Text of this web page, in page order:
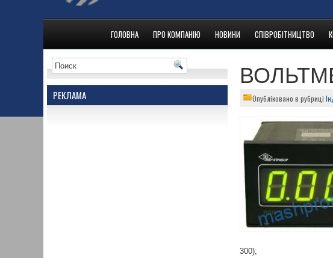
ГОЛОВНА ПРО КОМПАНІЮ НОВИНИ СПІВРОБІТНИЦТВО
РЕКЛАМА Опубліковано в рубриці
300);